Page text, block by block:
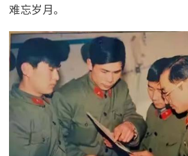
难忘岁月。